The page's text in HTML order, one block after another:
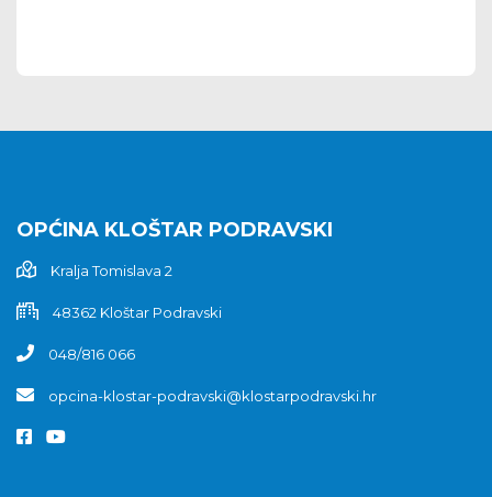
OPĆINA KLOŠTAR PODRAVSKI
Kralja Tomislava 2
48362 Kloštar Podravski
048/816 066
opcina-klostar-podravski@klostarpodravski.hr